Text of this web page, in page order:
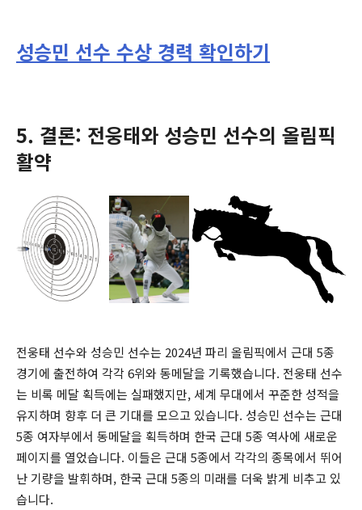
성승민 선수 수상 경력 확인하기
5. 결론: 전웅태와 성승민 선수의 올림픽
활약
전웅태 선수와 성승민 선수는 2024년 파리 올림픽에서 근대 5종
경기에 출전하여 각각 6위와 동메달을 기록했습니다. 전웅태 선수
는 비록 메달 획득에는 실패했지만, 세계 무대에서 꾸준한 성적을
유지하며 향후 더 큰 기대를 모으고 있습니다. 성승민 선수는 근대
5종 여자부에서 동메달을 획득하며 한국 근대 5종 역사에 새로운
페이지를 열었습니다. 이들은 근대 5종에서 각각의 종목에서 뛰어
난 기량을 발휘하며, 한국 근대 5종의 미래를 더욱 밝게 비추고 있
습니다.